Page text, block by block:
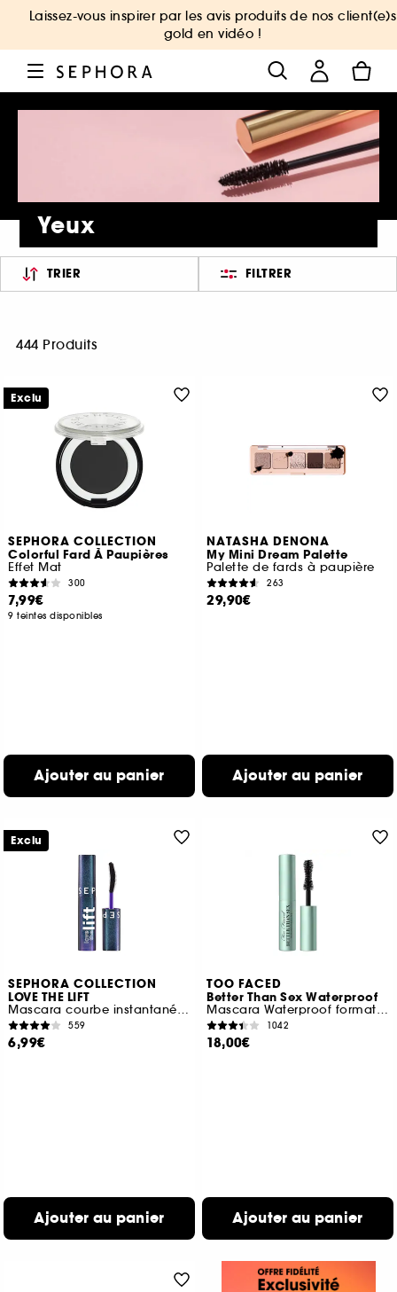
Laissez-vous inspirer par les avis produits de nos client(e)s
gold en vidéo !
Yeux
TRIER FILTRER
444 Produits
SEPHORA COLLECTION
Colorful Fard À Paupières
Effet Mat
300
7,99€
9 teintes disponibles
Ajouter au panier
Exclu
NATASHA DENONA
My Mini Dream Palette
Palette de fards à paupière
263
29,90€
Ajouter au panier
SEPHORA COLLECTION
LOVE THE LIFT
Mascara courbe instantanée et volume lifté (format voyage)
559
6,99€
Ajouter au panier
Exclu
TOO FACED
Better Than Sex Waterproof
Mascara Waterproof format voyage
1042
18,00€
Ajouter au panier